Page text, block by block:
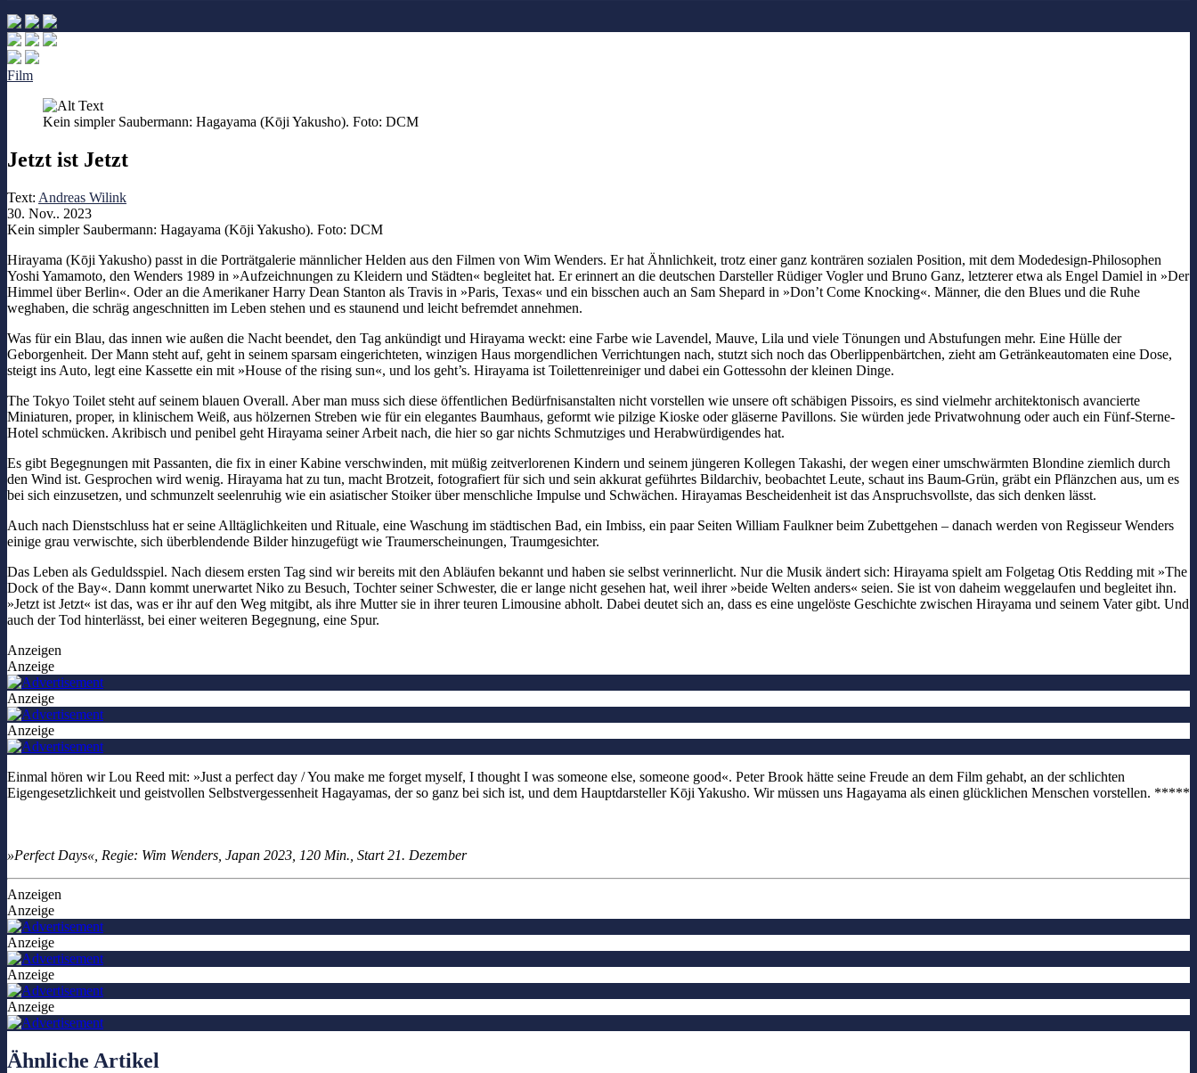
Film
Kein simpler Saubermann: Hagayama (Kōji Yakusho). Foto: DCM
Jetzt ist Jetzt
Text: Andreas Wilink
30. Nov.. 2023
Kein simpler Saubermann: Hagayama (Kōji Yakusho). Foto: DCM
Hirayama (Kōji Yakusho) passt in die Porträtgalerie männlicher Helden aus den Filmen von Wim Wenders. Er hat Ähnlichkeit, trotz einer ganz konträren sozialen Position, mit dem Modedesign-Philosophen
Yoshi Yamamoto, den Wenders 1989 in »Aufzeichnungen zu Kleidern und Städten« begleitet hat. Er erinnert an die deutschen Darsteller Rüdiger Vogler und Bruno Ganz, letzterer etwa als Engel Damiel in »Der
Himmel über Berlin«. Oder an die Amerikaner Harry Dean Stanton als Travis in »Paris, Texas« und ein bisschen auch an Sam Shepard in »Don’t Come Knocking«. Männer, die den Blues und die Ruhe
weghaben, die schräg angeschnitten im Leben stehen und es staunend und leicht befremdet annehmen.
Was für ein Blau, das innen wie außen die Nacht beendet, den Tag ankündigt und Hirayama weckt: eine Farbe wie Lavendel, Mauve, Lila und viele Tönungen und Abstufungen mehr. Eine Hülle der
Geborgenheit. Der Mann steht auf, geht in seinem sparsam eingerichteten, winzigen Haus morgendlichen Verrichtungen nach, stutzt sich noch das Oberlippenbärtchen, zieht am Getränkeautomaten eine Dose,
steigt ins Auto, legt eine Kassette ein mit »House of the rising sun«, und los geht’s. Hirayama ist Toilettenreiniger und dabei ein Gottessohn der kleinen Dinge.
The Tokyo Toilet steht auf seinem blauen Overall. Aber man muss sich diese öffentlichen Bedürfnisanstalten nicht vorstellen wie unsere oft schäbigen Pissoirs, es sind vielmehr architektonisch avancierte
Miniaturen, proper, in klinischem Weiß, aus hölzernen Streben wie für ein elegantes Baumhaus, geformt wie pilzige Kioske oder gläserne Pavillons. Sie würden jede Privatwohnung oder auch ein Fünf-Sterne-
Hotel schmücken. Akribisch und penibel geht Hirayama seiner Arbeit nach, die hier so gar nichts Schmutziges und Herabwürdigendes hat.
Es gibt Begegnungen mit Passanten, die fix in einer Kabine verschwinden, mit müßig zeitverlorenen Kindern und seinem jüngeren Kollegen Takashi, der wegen einer umschwärmten Blondine ziemlich durch
den Wind ist. Gesprochen wird wenig. Hirayama hat zu tun, macht Brotzeit, fotografiert für sich und sein akkurat geführtes Bildarchiv, beobachtet Leute, schaut ins Baum-Grün, gräbt ein Pflänzchen aus, um es
bei sich einzusetzen, und schmunzelt seelenruhig wie ein asiatischer Stoiker über menschliche Impulse und Schwächen. Hirayamas Bescheidenheit ist das Anspruchsvollste, das sich denken lässt.
Auch nach Dienstschluss hat er seine Alltäglichkeiten und Rituale, eine Waschung im städtischen Bad, ein Imbiss, ein paar Seiten William Faulkner beim Zubettgehen – danach werden von Regisseur Wenders
einige grau verwischte, sich überblendende Bilder hinzugefügt wie Traumerscheinungen, Traumgesichter.
Das Leben als Geduldsspiel. Nach diesem ersten Tag sind wir bereits mit den Abläufen bekannt und haben sie selbst verinnerlicht. Nur die Musik ändert sich: Hirayama spielt am Folgetag Otis Redding mit »The
Dock of the Bay«. Dann kommt unerwartet Niko zu Besuch, Tochter seiner Schwester, die er lange nicht gesehen hat, weil ihrer »beide Welten anders« seien. Sie ist von daheim weggelaufen und begleitet ihn.
»Jetzt ist Jetzt« ist das, was er ihr auf den Weg mitgibt, als ihre Mutter sie in ihrer teuren Limousine abholt. Dabei deutet sich an, dass es eine ungelöste Geschichte zwischen Hirayama und seinem Vater gibt. Und
auch der Tod hinterlässt, bei einer weiteren Begegnung, eine Spur.
Anzeigen
Anzeige
Anzeige
Anzeige
Einmal hören wir Lou Reed mit: »Just a perfect day / You make me forget myself, I thought I was someone else, someone good«. Peter Brook hätte seine Freude an dem Film gehabt, an der schlichten
Eigengesetzlichkeit und geistvollen Selbstvergessenheit Hagayamas, der so ganz bei sich ist, und dem Hauptdarsteller Kōji Yakusho. Wir müssen uns Hagayama als einen glücklichen Menschen vorstellen. *****
»Perfect Days«, Regie: Wim Wenders, Japan 2023, 120 Min., Start 21. Dezember
Anzeigen
Anzeige
Anzeige
Anzeige
Anzeige
Ähnliche Artikel